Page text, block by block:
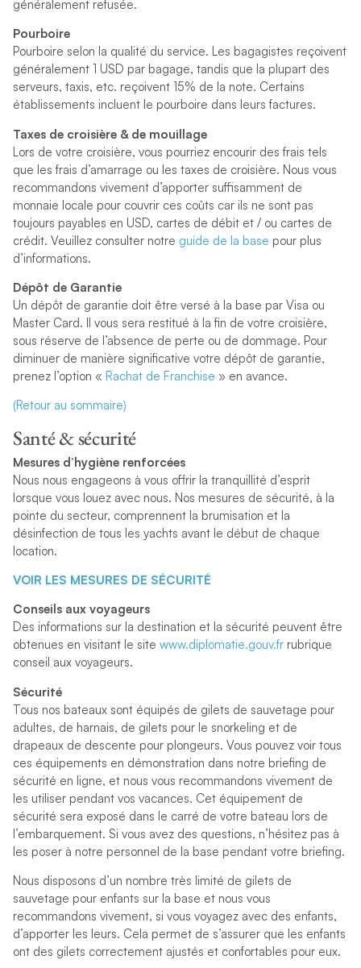
généralement refusée.
Pourboire
Pourboire selon la qualité du service. Les bagagistes reçoivent
généralement 1 USD par bagage, tandis que la plupart des
serveurs, taxis, etc. reçoivent 15% de la note. Certains
établissements incluent le pourboire dans leurs factures.
Taxes de croisière & de mouillage
Lors de votre croisière, vous pourriez encourir des frais tels
que les frais d’amarrage ou les taxes de croisière. Nous vous
recommandons vivement d’apporter suffisamment de
monnaie locale pour couvrir ces coûts car ils ne sont pas
toujours payables en USD, cartes de débit et / ou cartes de
crédit. Veuillez consulter notre guide de la base pour plus
d’informations.
Dépôt de Garantie
Un dépôt de garantie doit être versé à la base par Visa ou
Master Card. Il vous sera restitué à la fin de votre croisière,
sous réserve de l’absence de perte ou de dommage. Pour
diminuer de manière significative votre dépôt de garantie,
prenez l’option « Rachat de Franchise » en avance.
(Retour au sommaire)
Santé & sécurité
Mesures d’hygiène renforcées
Nous nous engageons à vous offrir la tranquillité d’esprit
lorsque vous louez avec nous. Nos mesures de sécurité, à la
pointe du secteur, comprennent la brumisation et la
désinfection de tous les yachts avant le début de chaque
location.
VOIR LES MESURES DE SÉCURITÉ
Conseils aux voyageurs
Des informations sur la destination et la sécurité peuvent être
obtenues en visitant le site www.diplomatie.gouv.frrubrique
conseil aux voyageurs.
Sécurité
Tous nos bateaux sont équipés de gilets de sauvetage pour
adultes, de harnais, de gilets pour le snorkeling et de
drapeaux de descente pour plongeurs. Vous pouvez voir tous
ces équipements en démonstration dans notre briefing de
sécurité en ligne, et nous vous recommandons vivement de
les utiliser pendant vos vacances. Cet équipement de
sécurité sera exposé dans le carré de votre bateau lors de
l’embarquement. Si vous avez des questions, n’hésitez pas à
les poser à notre personnel de la base pendant votre briefing.
Nous disposons d’un nombre très limité de gilets de
sauvetage pour enfants sur la base et nous vous
recommandons vivement, si vous voyagez avec des enfants,
d’apporter les leurs. Cela permet de s’assurer que les enfants
ont des gilets correctement ajustés et confortables pour eux.